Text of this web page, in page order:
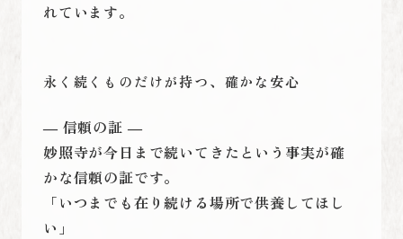
れています。
永く続くものだけが持つ、確かな安心
― 信頼の証 ―
妙照寺が今日まで続いてきたという事実が確
かな信頼の証です。
「いつまでも在り続ける場所で供養してほし
い」